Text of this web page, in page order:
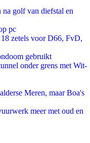
golf van diefstal en
pc
zetels voor D66, FvD,
gebruikt
onder grens met Wit-
Meren, maar Boa's
meer met oud en